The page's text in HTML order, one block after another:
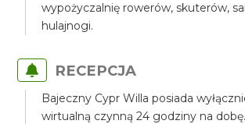
wypożyczalnię rowerów, skuterów,
hulajnogi.
RECEPCJA
Bajeczny Cypr Willa posiada
wirtualną czynną 24 godziny na dobę.